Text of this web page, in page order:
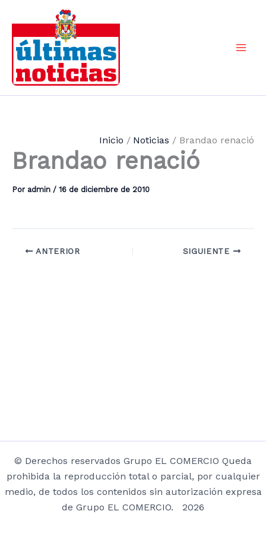
contenido
Inicio Noticias Brandao renació
Brandao renació
Por admin / 16 de diciembre de 2010
ANTERIOR SIGUIENTE
© Derechos reservados Grupo EL COMERCIO Queda
prohibida la reproducción total o parcial, por cualquier
medio, de todos los contenidos sin autorización expresa
de Grupo EL COMERCIO. 2026